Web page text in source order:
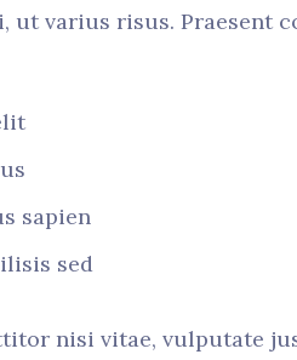
ut varius risus. Praesent
sapien
sed
nisi vitae, vulputate